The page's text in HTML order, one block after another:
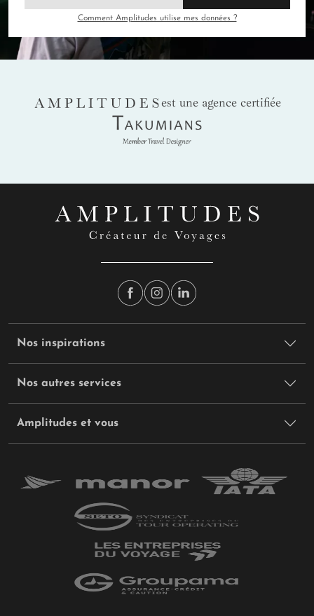
Comment Amplitudes utilise mes données ?
AMPLITUDES
est une agence certifiée
Takumians
Nos inspirations
Nos autres services
Amplitudes et vous